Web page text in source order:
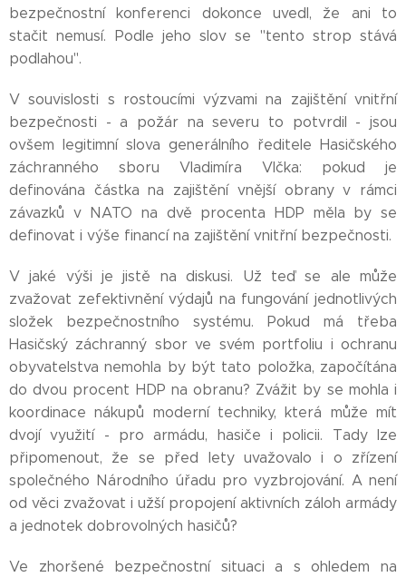
bezpečnostní konferenci dokonce uvedl, že ani to
stačit nemusí. Podle jeho slov se "tento strop stává
podlahou".
V souvislosti s rostoucími výzvami na zajištění vnitřní
bezpečnosti - a požár na severu to potvrdil - jsou
ovšem legitimní slova generálního ředitele Hasičského
záchranného sboru Vladimíra Vlčka: pokud je
definována částka na zajištění vnější obrany v rámci
závazků v NATO na dvě procenta HDP měla by se
definovat i výše financí na zajištění vnitřní bezpečnosti.
V jaké výši je jistě na diskusi. Už teď se ale může
zvažovat zefektivnění výdajů na fungování jednotlivých
složek bezpečnostního systému. Pokud má třeba
Hasičský záchranný sbor ve svém portfoliu i ochranu
obyvatelstva nemohla by být tato položka, započítána
do dvou procent HDP na obranu? Zvážit by se mohla i
koordinace nákupů moderní techniky, která může mít
dvojí využití - pro armádu, hasiče i policii. Tady lze
připomenout, že se před lety uvažovalo i o zřízení
společného Národního úřadu pro vyzbrojování. A není
od věci zvažovat i užší propojení aktivních záloh armády
a jednotek dobrovolných hasičů?
Ve zhoršené bezpečnostní situaci a s ohledem na